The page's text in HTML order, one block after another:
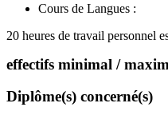
Cours de Langues :
20 heures de travail personnel
effectifs minimal /
Diplôme(s) concerné(s)